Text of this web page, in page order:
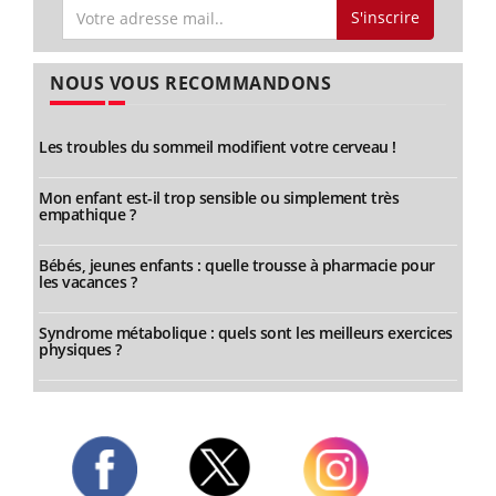
S'inscrire
NOUS VOUS RECOMMANDONS
Les troubles du sommeil modifient votre cerveau !
Mon enfant est-il trop sensible ou simplement très
empathique ?
Bébés, jeunes enfants : quelle trousse à pharmacie pour
les vacances ?
Syndrome métabolique : quels sont les meilleurs exercices
physiques ?